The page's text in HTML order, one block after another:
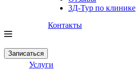
3Д-Тур по клинике
Контакты
Записаться
Услуги